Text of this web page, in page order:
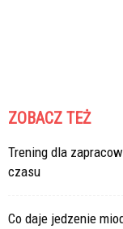
ZOBACZ TEŻ
Trening dla
czasu
Co daje jedzenie